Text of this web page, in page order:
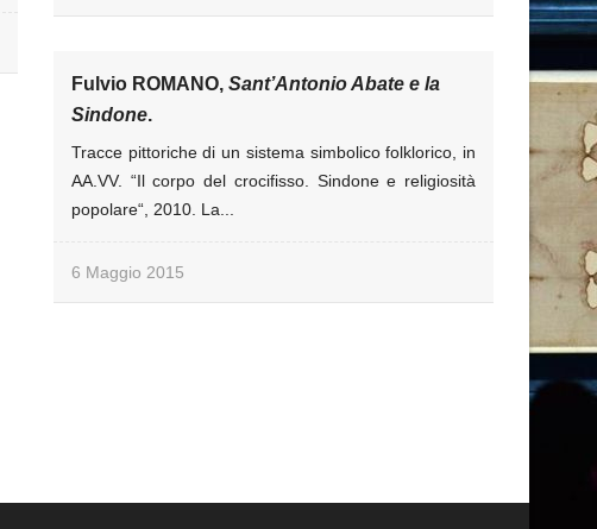
Fulvio ROMANO, Sant’Antonio Abate e la
Sindone.
Tracce pittoriche di un sistema simbolico folklorico, in
AA.VV. “Il corpo del crocifisso. Sindone e religiosità
popolare“, 2010. La...
6 Maggio 2015